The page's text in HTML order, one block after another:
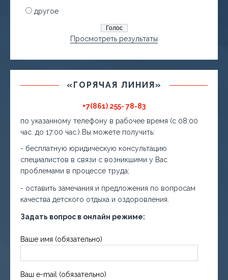
другое
Просмотреть результаты
«ГОРЯЧАЯ ЛИНИЯ»
+7(861) 255- 78-83
по указанному телефону в рабочее время (с 08:00
час. до 17:00 час.) Вы можете получить:
- бесплатную юридическую консультацию
специалистов в связи с возникшими у Вас
проблемами в процессе труда;
- оставить замечания и предложения по вопросам
качества детского отдыха и оздоровления.
Задать вопрос в онлайн режиме:
Ваше имя (обязательно)
Ваш e-mail (обязательно)